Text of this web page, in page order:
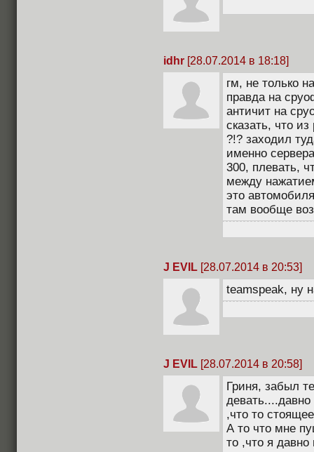
idhr [28.07.2014 в 18:18]
гм, не только
правда на
античит на
сказать, что
?!? заходил
именно
300, плевать,
между
это
там вообще
J EVIL [28.07.2014 в 20:53]
teamspeak, ну
J EVIL [28.07.2014 в 20:58]
Гриня, забыл
девать....давно
,что то
А то что мне
то ,что я давно